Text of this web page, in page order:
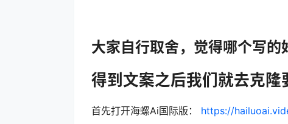
我踹开。在村子里我一直是个可有可无的人
调侃我的穿着，调侃我的举止，甚至调侃我
有时候我为了招点存在感，我只能将那一丝
你的二厨为了办厂拿到更多的拆迁款，竟强